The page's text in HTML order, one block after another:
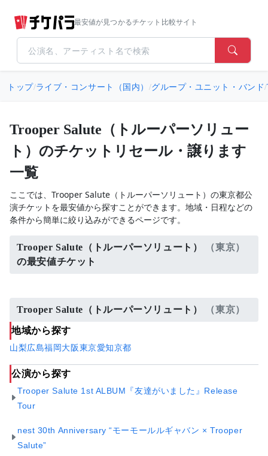
最安値が見つかるチケット比較サイト
トップ/ライブ・コンサート（国内） /グループ・ユニット・バンド/
Trooper Salute（トルーパーソリュー
ト）のチケットリセール・譲ります
一覧
ここでは、Trooper Salute（トルーパーソリュート）の東京都公
演チケットを最安値から探すことができます。地域・日程などの
条件から簡単に絞り込みができるページです。
Trooper Salute（トルーパーソリュート）
（東京）
の最安値チケット
Trooper Salute（トルーパーソリュート） （東京）
地域から探す
山梨広島福岡大阪東京愛知京都
公演から探す
Trooper Salute 1st ALBUM『友達がいました』Release
Tour
nest 30th Anniversary “モーモールルギャバン × Trooper
Salute”